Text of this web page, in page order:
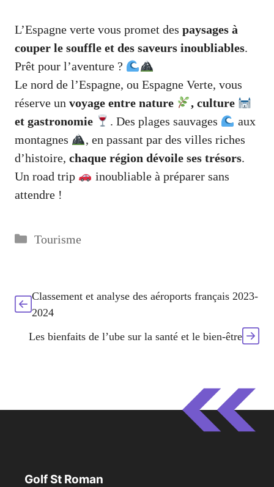
L’Espagne verte vous promet des paysages à
couper le souffle et des saveurs inoubliables.
Prêt pour l’aventure ?
Le nord de l’Espagne, ou Espagne Verte, vous
réserve un voyage entre nature
, culture
et gastronomie
. Des plages sauvages
aux
montagnes
, en passant par des villes riches
d’histoire, chaque région dévoile ses trésors.
Un road trip
inoubliable à préparer sans
attendre !
Catégories
Tourisme
Classement et analyse des aéroports français 2023-
2024
Les bienfaits de l’ube sur la santé et le bien-être
Golf St Roman